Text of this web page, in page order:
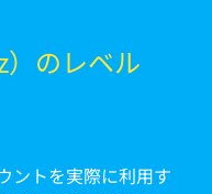
）のレベル
ントを実際に利用す